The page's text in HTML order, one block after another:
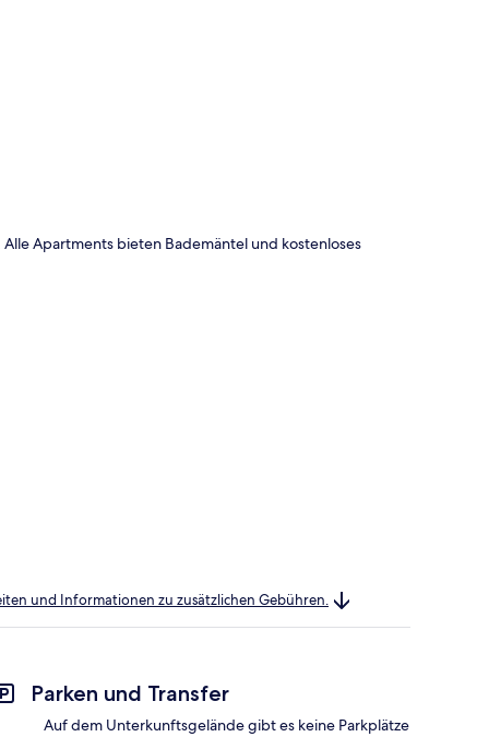
Apartments bieten Bademäntel und kostenloses
und Informationen zu zusätzlichen Gebühren.
Parken und Transfer
Auf dem Unterkunftsgelände gibt es keine Parkplätze